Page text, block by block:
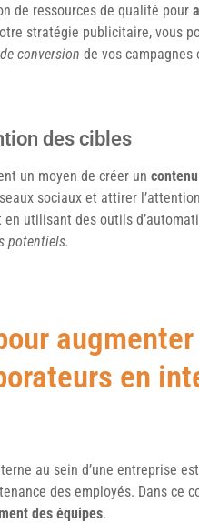
de ressources de qualité pour
stratégie publicitaire, vous
conversion de vos campagnes
des cibles
un moyen de créer un
sociaux et attirer
utilisant des outils
potentiels.
en
au sein d’une entreprise
des employés. Dans ce
des équipes.